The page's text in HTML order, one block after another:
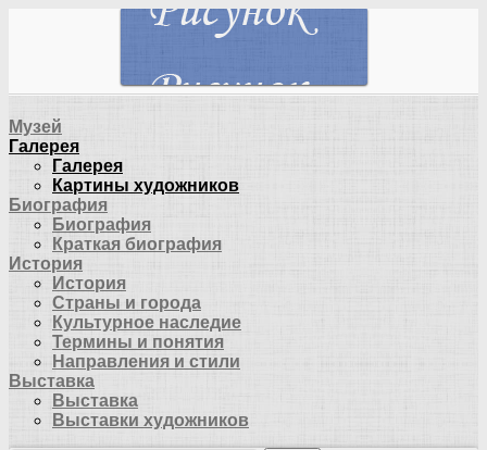
Музей
Галерея
Галерея
Картины художников
Биография
Биография
Краткая биография
История
История
Страны и города
Культурное наследие
Термины и понятия
Направления и стили
Выставка
Выставка
Выставки художников